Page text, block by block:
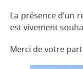
La présence d’un
est vivement
Merci de votre